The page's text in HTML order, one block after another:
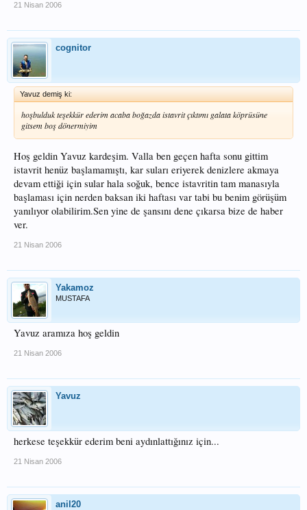
21 Nisan 2006
cognitor
Yavuz demiş ki:
hoşbulduk teşekkür ederim acaba boğazda istavrit çıktımı galata köprüsüne
gitsem boş dönermiyim
Hoş geldin Yavuz kardeşim. Valla ben geçen hafta sonu gittim
istavrit henüz başlamamıştı, kar suları eriyerek denizlere akmaya
devam ettiği için sular hala soğuk, bence istavritin tam manasıyla
başlaması için nerden baksan iki haftası var tabi bu benim görüşüm
yanılıyor olabilirim.Sen yine de şansını dene çıkarsa bize de haber
ver.
21 Nisan 2006
Yakamoz
MUSTAFA
Yavuz aramıza hoş geldin
21 Nisan 2006
Yavuz
herkese teşekkür ederim beni aydınlattığınız için...
21 Nisan 2006
anil20